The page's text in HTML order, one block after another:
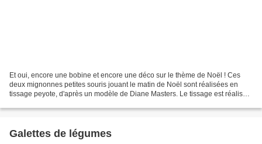
Et oui, encore une bobine et encore une déco sur le thème de Noël ! Ces
deux mignonnes petites souris jouant le matin de Noël sont réalisées en
tissage peyote, d'après un modèle de Diane Masters. Le tissage est réalisé
Galettes de légumes